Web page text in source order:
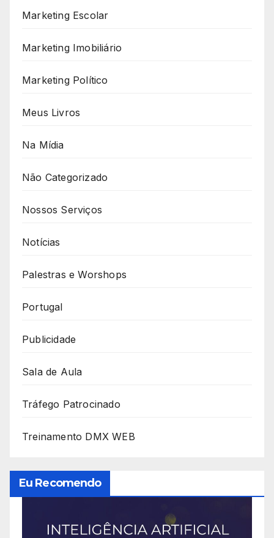
Marketing Escolar
Marketing Imobiliário
Marketing Político
Meus Livros
Na Mídia
Não Categorizado
Nossos Serviços
Notícias
Palestras e Worshops
Portugal
Publicidade
Sala de Aula
Tráfego Patrocinado
Treinamento DMX WEB
Eu Recomendo